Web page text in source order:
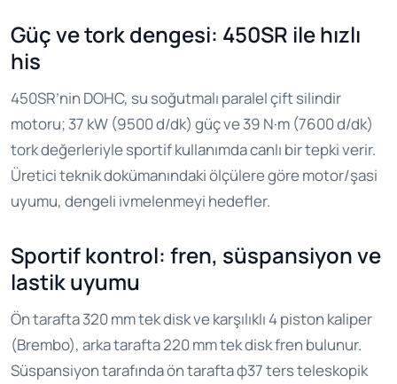
Güç ve tork dengesi: 450SR ile hızlı
his
450SR’nin DOHC, su soğutmalı paralel çift silindir
motoru; 37 kW (9500 d/dk) güç ve 39 N·m (7600 d/dk)
tork değerleriyle sportif kullanımda canlı bir tepki verir.
Üretici teknik dokümanındaki ölçülere göre motor/şasi
uyumu, dengeli ivmelenmeyi hedefler.
Sportif kontrol: fren, süspansiyon ve
lastik uyumu
Ön tarafta 320 mm tek disk ve karşılıklı 4 piston kaliper
(Brembo), arka tarafta 220 mm tek disk fren bulunur.
Süspansiyon tarafında ön tarafta φ37 ters teleskopik